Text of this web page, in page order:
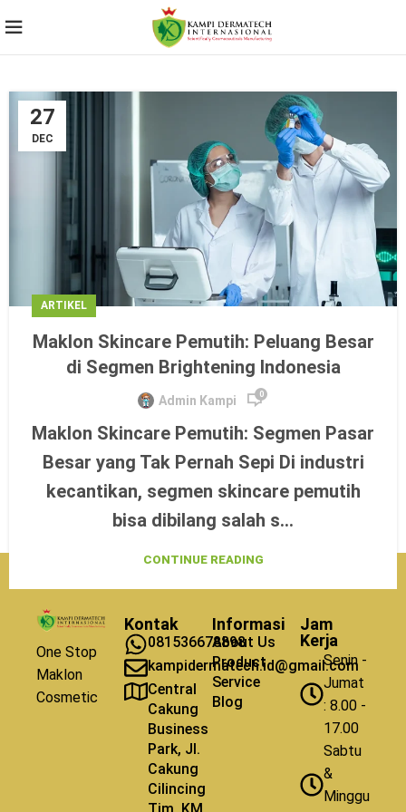
27
DEC
ARTIKEL
Maklon Skincare Pemutih: Peluang Besar
di Segmen Brightening Indonesia
Admin Kampi 0
Maklon Skincare Pemutih: Segmen Pasar
Besar yang Tak Pernah Sepi Di industri
kecantikan, segmen skincare pemutih
bisa dibilang salah s...
CONTINUE READING
One Stop
Maklon
Cosmetic
Kontak
081536678898
kampidermatech.id@gmail.com
Central
Cakung
Business
Park, Jl.
Cakung
Cilincing
Informasi
About Us
Product
Service
Blog
Jam
Kerja
Senin -
Jumat
: 8.00 -
17.00
Sabtu
&
Minggu